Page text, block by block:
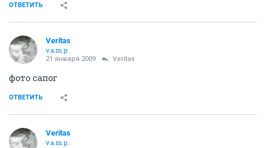
ОТВЕТИТЬ
Veritas
v.a.m.p.
21 января 2009 Veritas
фото сапог
ОТВЕТИТЬ
Veritas
v.a.m.p.